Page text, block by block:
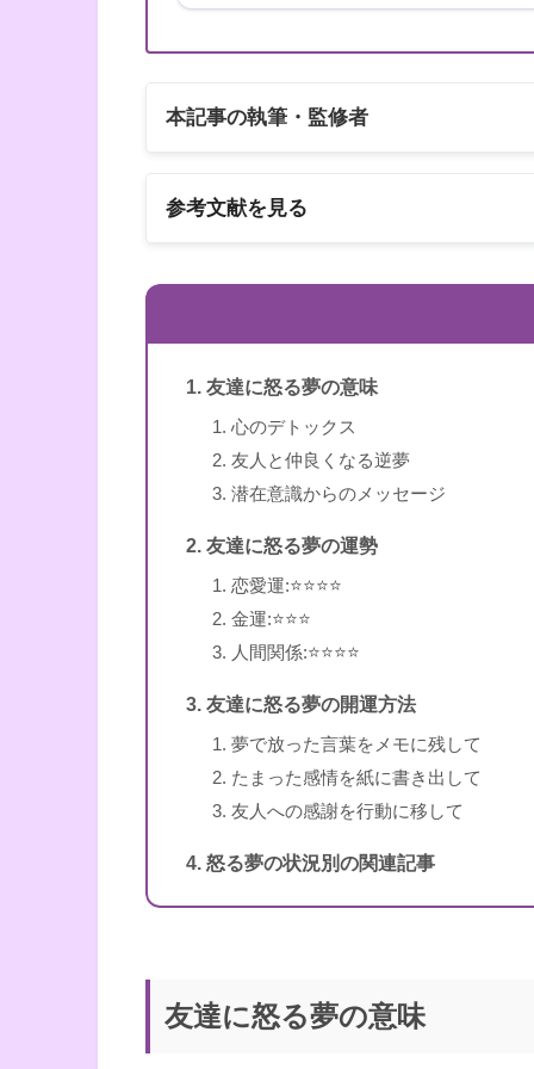
本記事の執筆・監修者
スピリカ
参考文献を見る
著者
出版社 池田書店
書籍名 新訳 願えば、かなう
友達に怒る夢の意味
心のデトックス
友人と仲良くなる逆夢
潜在意識からのメッセージ
友達に怒る夢の運勢
恋愛運:⭐️⭐️⭐️⭐️
金運:⭐️⭐️⭐️
人間関係:⭐️⭐️⭐️⭐️
友達に怒る夢の開運方法
夢で放った言葉をメモに残して
たまった感情を紙に書き出して
友人への感謝を行動に移して
怒る夢の状況別の関連記事
友達に怒る夢の意味